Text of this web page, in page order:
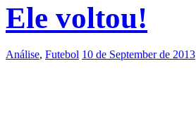
Ele voltou!
Análise, Futebol 10 de September de 2013